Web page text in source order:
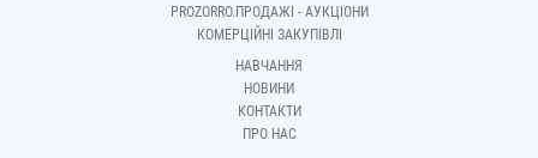
PROZORRO.ПРОДАЖІ - АУКЦІОНИ
КОМЕРЦІЙНІ ЗАКУПІВЛІ
НАВЧАННЯ
НОВИНИ
КОНТАКТИ
ПРО НАС